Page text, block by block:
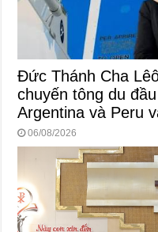
Đức Thánh Cha
chuyến tông du
Argentina và Peru
06/08/2026